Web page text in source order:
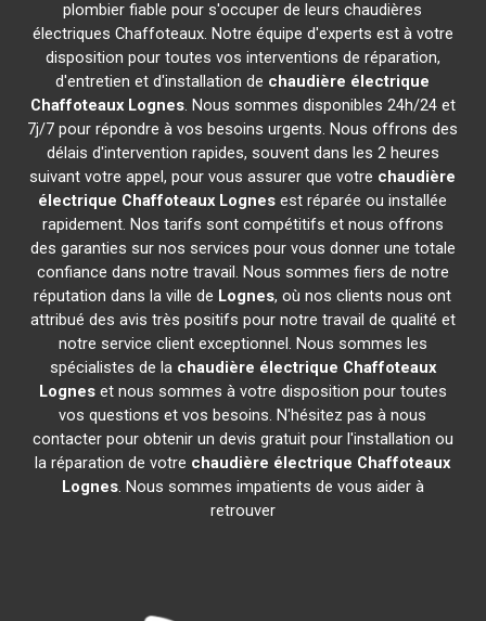
plombier fiable pour s'occuper de leurs chaudières
électriques Chaffoteaux. Notre équipe d'experts est à votre
disposition pour toutes vos interventions de réparation,
d'entretien et d'installation de chaudière électrique
Chaffoteaux Lognes. Nous sommes disponibles 24h/24 et
7j/7 pour répondre à vos besoins urgents. Nous offrons des
délais d'intervention rapides, souvent dans les 2 heures
suivant votre appel, pour vous assurer que votre chaudière
électrique Chaffoteaux Lognes est réparée ou installée
rapidement. Nos tarifs sont compétitifs et nous offrons
des garanties sur nos services pour vous donner une totale
confiance dans notre travail. Nous sommes fiers de notre
réputation dans la ville de Lognes, où nos clients nous ont
attribué des avis très positifs pour notre travail de qualité et
notre service client exceptionnel. Nous sommes les
spécialistes de la chaudière électrique Chaffoteaux
Logneset nous sommes à votre disposition pour toutes
vos questions et vos besoins. N'hésitez pas à nous
contacter pour obtenir un devis gratuit pour l'installation ou
la réparation de votre chaudière électrique Chaffoteaux
Lognes. Nous sommes impatients de vous aider à
retrouver